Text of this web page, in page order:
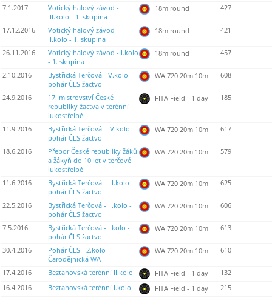
7.1.2017
Votický halový závod -
III.kolo - 1. skupina
18m round 427
17.12.2016
Votický halový závod -
II.kolo - 1. skupina
18m round 421
26.11.2016
Votický halový závod - I.kolo
- 1. skupina
18m round 457
2.10.2016
Bystřická Terčová - V.kolo -
pohár ČLS žactvo
WA 720 20m 10m 608
24.9.2016
17. mistrovství České
republiky žactva v terénní
lukostřelbě
FITA Field - 1 day 185
11.9.2016
Bystřická Terčová - IV.kolo -
pohár ČLS žactvo
WA 720 20m 10m 617
18.6.2016
Přebor České republiky žáků
a žákyň do 10 let v terčové
lukostřelbě
WA 720 20m 10m 579
11.6.2016
Bystřická Terčová - III.kolo -
pohár ČLS žactvo
WA 720 20m 10m 625
22.5.2016
Bystřická Terčová - II.kolo -
pohár ČLS žactvo
WA 720 20m 10m 606
7.5.2016
Bystřická Terčová - I.kolo -
pohár ČLS žactvo
WA 720 20m 10m 613
30.4.2016
Pohár ČLS - 2.kolo -
Čarodějnická WA
WA 720 20m 10m 610
17.4.2016 Beztahovská terénní II.kolo FITA Field - 1 day
132
16.4.2016
Beztahovská terénní I.kolo FITA Field - 1 day
215